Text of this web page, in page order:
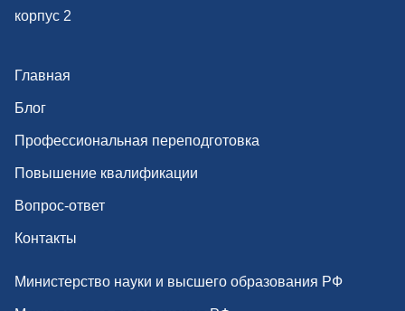
корпус 2
Главная
Блог
Профессиональная переподготовка
Повышение квалификации
Вопрос-ответ
Контакты
Министерство науки и высшего образования РФ